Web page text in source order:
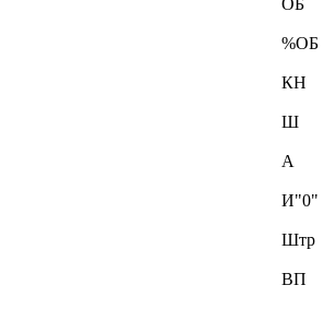
%ОБ
КН
Ш
А
И"0"
Штр
ВП